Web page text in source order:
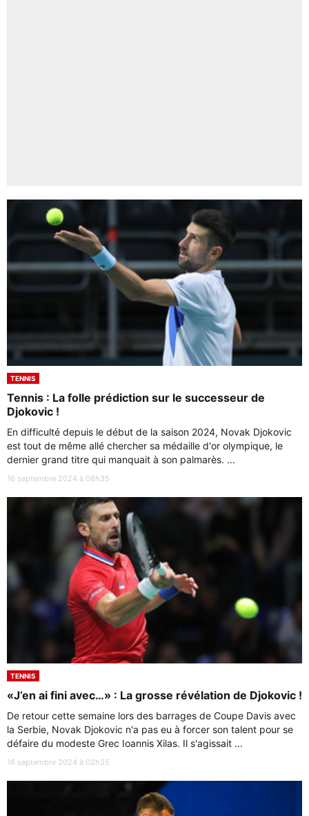
TENNIS
Tennis : La folle prédiction sur le successeur de
Djokovic !
En difficulté depuis le début de la saison 2024, Novak Djokovic
est tout de même allé chercher sa médaille d'or olympique, le
dernier grand titre qui manquait à son palmarès. ...
16 septembre 2024 à 08h35
TENNIS
«J’en ai fini avec…» : La grosse révélation de Djokovic !
De retour cette semaine lors des barrages de Coupe Davis avec
la Serbie, Novak Djokovic n'a pas eu à forcer son talent pour se
défaire du modeste Grec Ioannis Xilas. Il s'agissait ...
16 septembre 2024 à 02h35